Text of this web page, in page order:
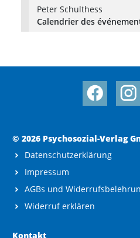
Peter Schulthess
Calendrier des
© 2026 Psychosozial-Verlag
Datenschutzerklärung
Impressum
AGBs und
Widerruf erklären
Kontakt